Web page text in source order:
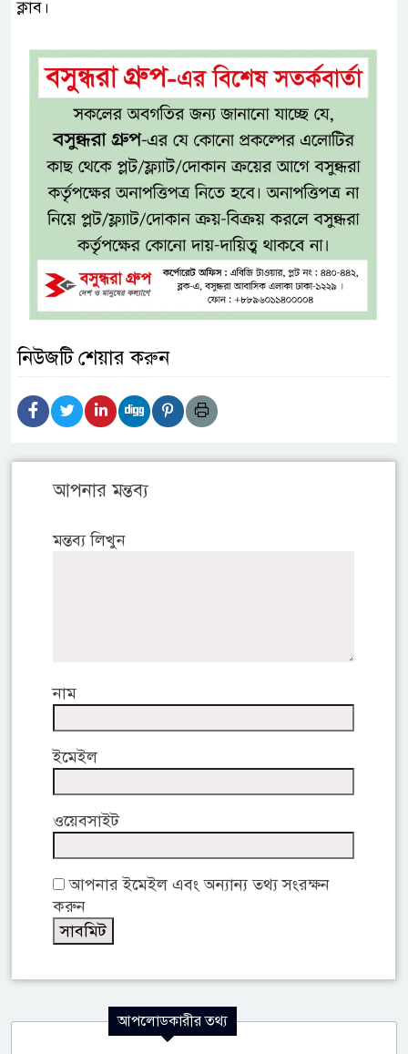
ক্লাব।
নিউজটি শেয়ার করুন
আপনার মন্তব্য
মন্তব্য লিখুন
নাম
ইমেইল
ওয়েবসাইট
আপনার ইমেইল এবং অন্যান্য তথ্য সংরক্ষন
করুন
আপলোডকারীর তথ্য